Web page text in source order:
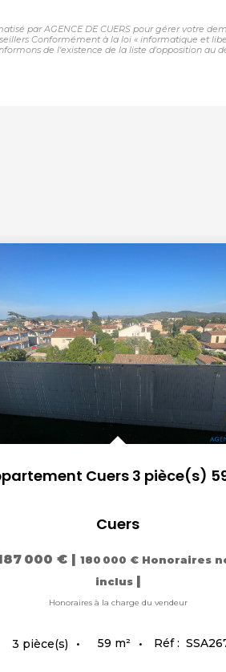
par AGENCE DE CUERS pour gérer votre
Conformément à la loi « informatique et
de l'existence de la liste d'opposition au
Cuers
000 € | 180 000 € Honoraires
inclus |
Honoraires à la charge du vendeur
3 pièce(s) 59 m² Réf :